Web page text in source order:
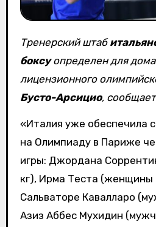
Тренерский штаб
боксуопределен для
лицензионного
Бусто-Арсицио,
«Италия уже обеспечила
на Олимпиаду в Париже
игры: Джордана
кг), Ирма Теста (женщины
Сальваторе Кавалларо
Азиз Аббес Мухидин